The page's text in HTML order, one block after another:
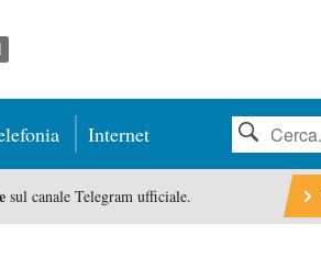
Internet
sul canale Telegram ufficiale.